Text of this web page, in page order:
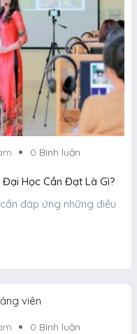
0 Bình luận
Học Cần Đạt Là Gì?
đáp ứng những điều
0 Bình luận